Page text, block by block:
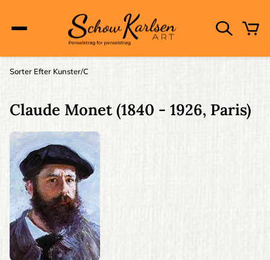
navigation
Brødkrumme
Sorter Efter Kunster C
Claude Monet(1840 - 1926, Paris)